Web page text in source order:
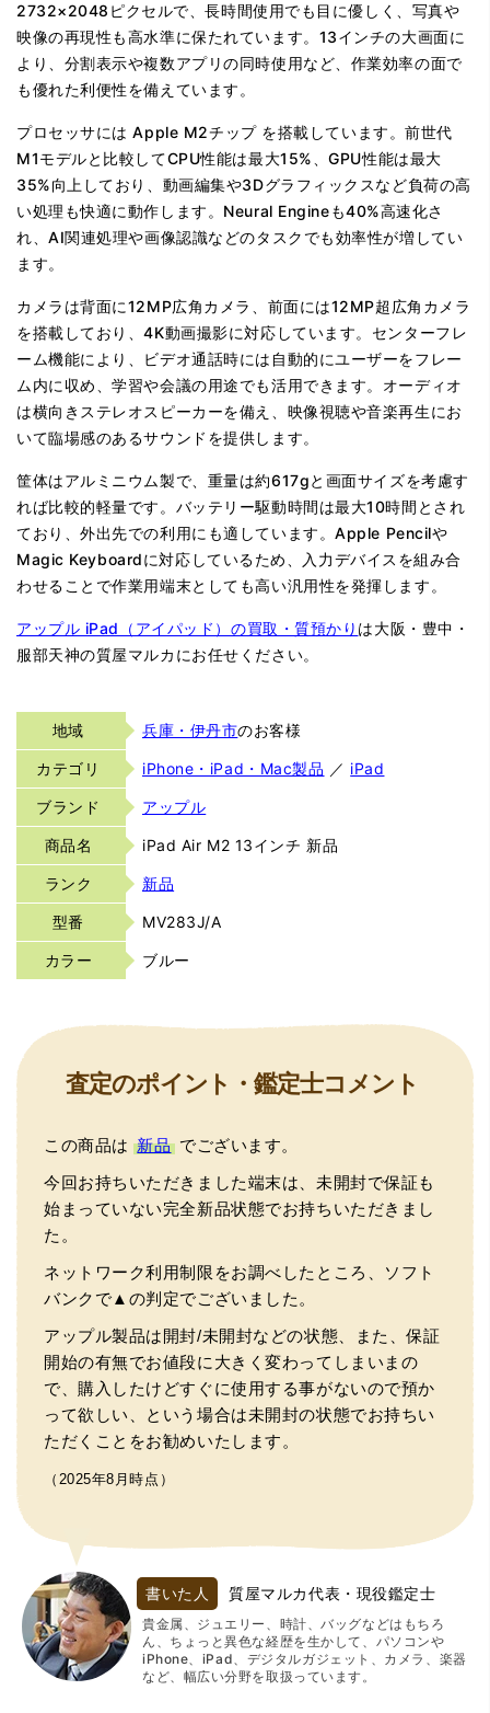
2732×2048ピクセルで、長時間使用でも目に優しく、写真や
映像の再現性も高水準に保たれています。13インチの大画面に
より、分割表示や複数アプリの同時使用など、作業効率の面で
も優れた利便性を備えています。
プロセッサには Apple M2チップ を搭載しています。前世代
M1モデルと比較してCPU性能は最大15%、GPU性能は最大
35%向上しており、動画編集や3Dグラフィックスなど負荷の高
い処理も快適に動作します。Neural Engineも40%高速化さ
れ、AI関連処理や画像認識などのタスクでも効率性が増してい
ます。
カメラは背面に12MP広角カメラ、前面には12MP超広角カメラ
を搭載しており、4K動画撮影に対応しています。センターフレ
ーム機能により、ビデオ通話時には自動的にユーザーをフレー
ム内に収め、学習や会議の用途でも活用できます。オーディオ
は横向きステレオスピーカーを備え、映像視聴や音楽再生にお
いて臨場感のあるサウンドを提供します。
筐体はアルミニウム製で、重量は約617gと画面サイズを考慮す
れば比較的軽量です。バッテリー駆動時間は最大10時間とされ
ており、外出先での利用にも適しています。Apple Pencilや
Magic Keyboardに対応しているため、入力デバイスを組み合
わせることで作業用端末としても高い汎用性を発揮します。
アップル iPad（アイパッド）の買取・質預かり は大阪・豊中・
服部天神の質屋マルカにお任せください。
地域 兵庫・伊丹市のお客様
カテゴリ iPhone・iPad・Mac製品 ／ iPad
ブランド アップル
商品名 iPad Air M2 13インチ 新品
ランク 新品
型番 MV283J/A
カラー ブルー
査定のポイント・鑑定士コメント
この商品は新品でございます。
今回お持ちいただきました端末は、未開封で保証も
始まっていない完全新品状態でお持ちいただきまし
た。
ネットワーク利用制限をお調べしたところ、ソフト
バンクで▲の判定でございました。
アップル製品は開封/未開封などの状態、また、保証
開始の有無でお値段に大きく変わってしまいまの
で、購入したけどすぐに使用する事がないので預か
って欲しい、という場合は未開封の状態でお持ちい
ただくことをお勧めいたします。
（2025年8月時点）
書いた人 質屋マルカ代表・現役鑑定士
貴金属、ジュエリー、時計、バッグなどはもちろ
ん、ちょっと異色な経歴を生かして、パソコンや
iPhone、iPad、デジタルガジェット、カメラ、楽器
など、幅広い分野を取扱っています。